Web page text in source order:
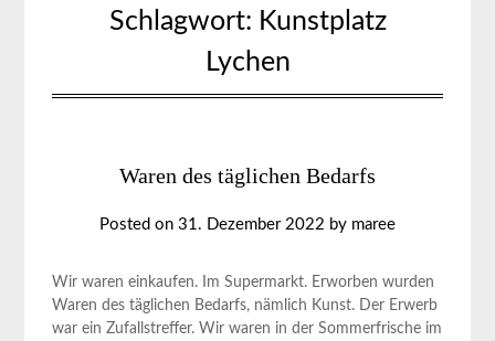
Schlagwort: Kunstplatz
Lychen
Waren des täglichen Bedarfs
Posted on 31. Dezember 2022 by maree
Wir waren einkaufen. Im Supermarkt. Erworben wurden
Waren des täglichen Bedarfs, nämlich Kunst. Der Erwerb
war ein Zufallstreffer. Wir waren in der Sommerfrische im